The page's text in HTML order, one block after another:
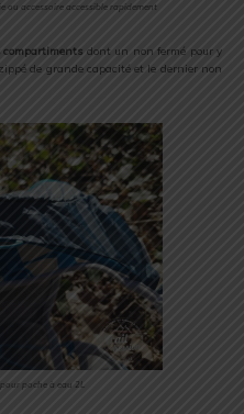
ou accessoire accessible rapidement
compartiments dont un non fermé pour y
de grande capacité et le dernier non
poche à eau 2L